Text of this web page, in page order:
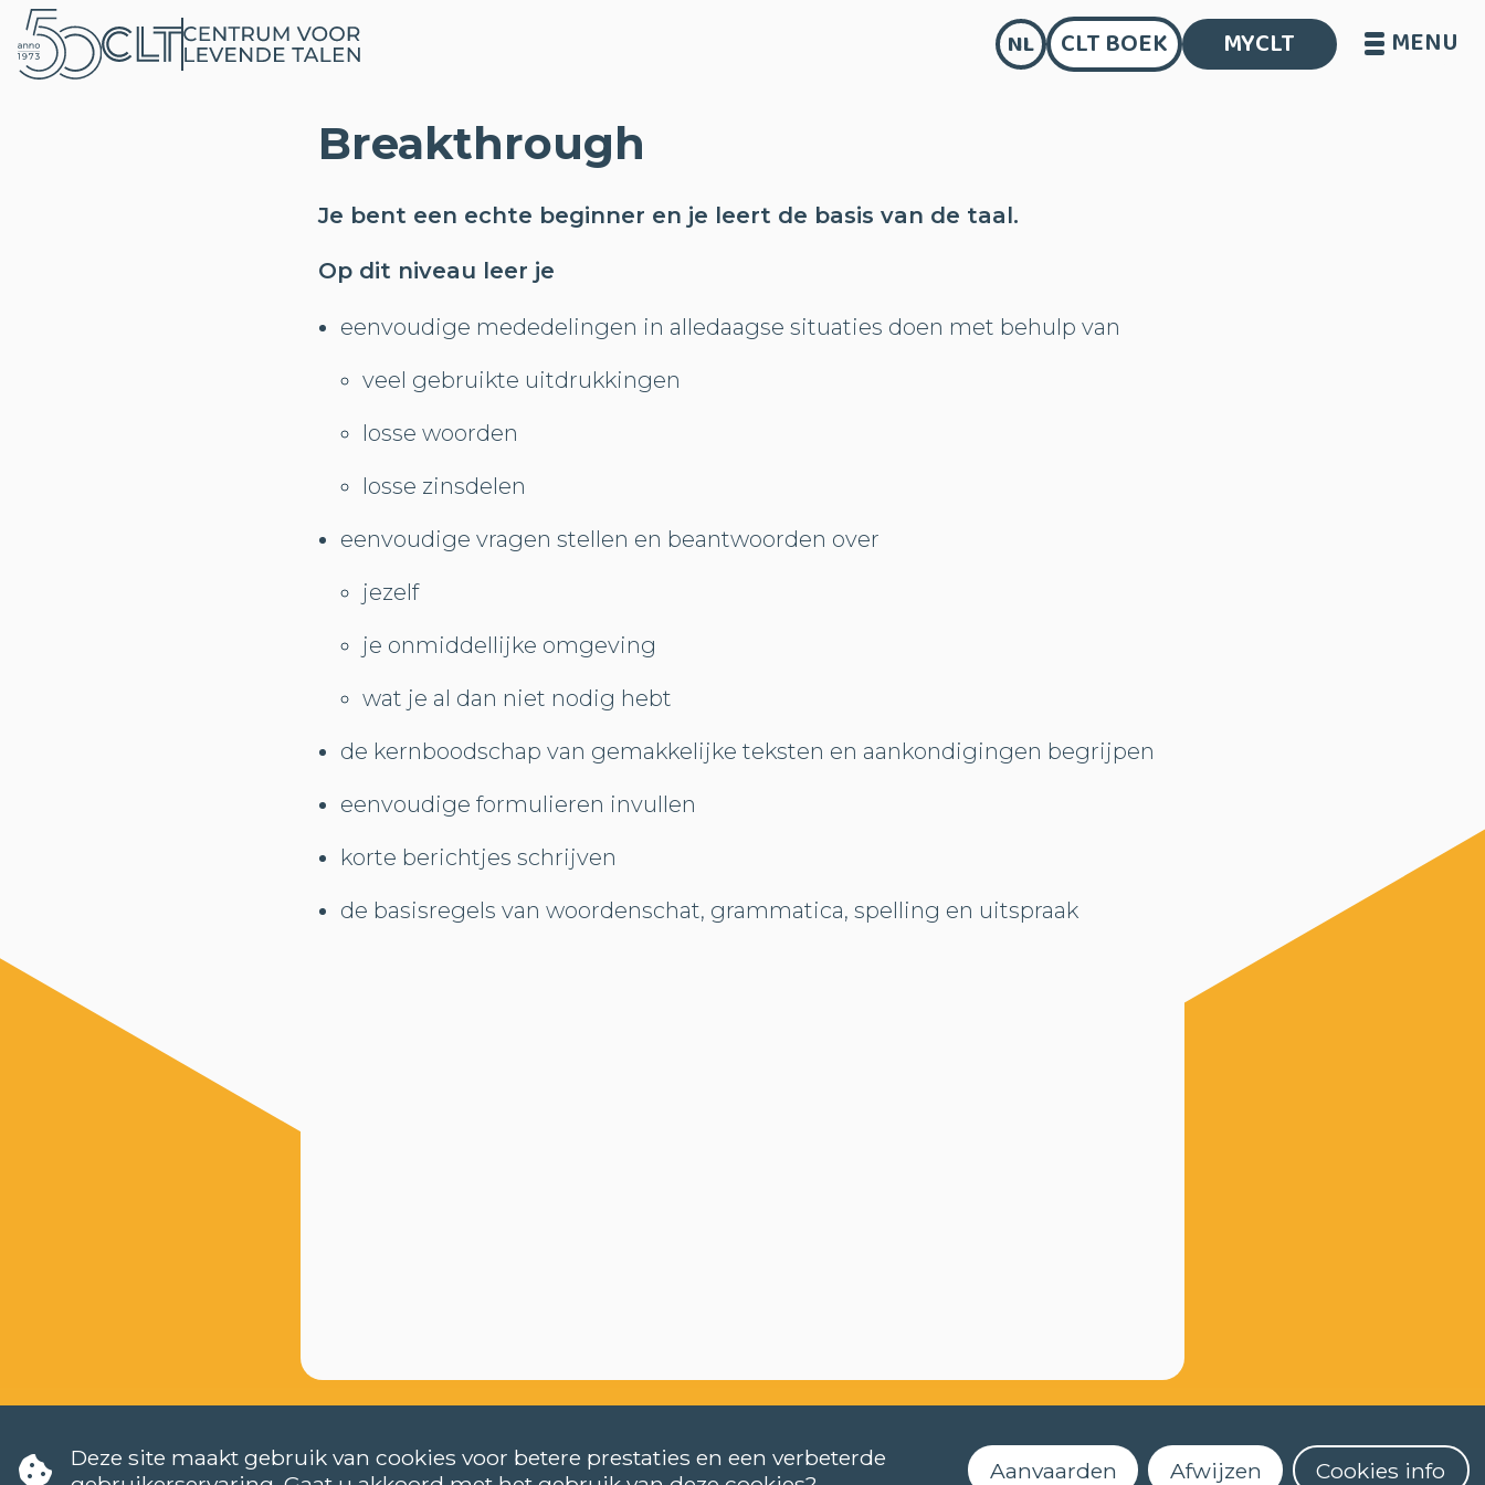
MENU
NL CLT BOEK MYCLT
Breakthrough
Je bent een echte beginner en je leert de basis van de taal.
Op dit niveau leer je
eenvoudige mededelingen in alledaagse situaties doen met behulp van
veel gebruikte uitdrukkingen
losse woorden
losse zinsdelen
eenvoudige vragen stellen en beantwoorden over
jezelf
je onmiddellijke omgeving
wat je al dan niet nodig hebt
de kernboodschap van gemakkelijke teksten en aankondigingen begrijpen
eenvoudige formulieren invullen
korte berichtjes schrijven
de basisregels van woordenschat, grammatica, spelling en uitspraak
Deze site maakt gebruik van cookies voor betere prestaties en een verbeterde
Aanvaarden Afwijzen Cookies info